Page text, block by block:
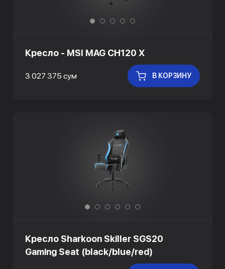
Кресло - MSI MAG CH120 X
3 027 375 сум В КОРЗИНУ
Кресло Sharkoon Skiller SGS20
Gaming Seat (black/blue/red)